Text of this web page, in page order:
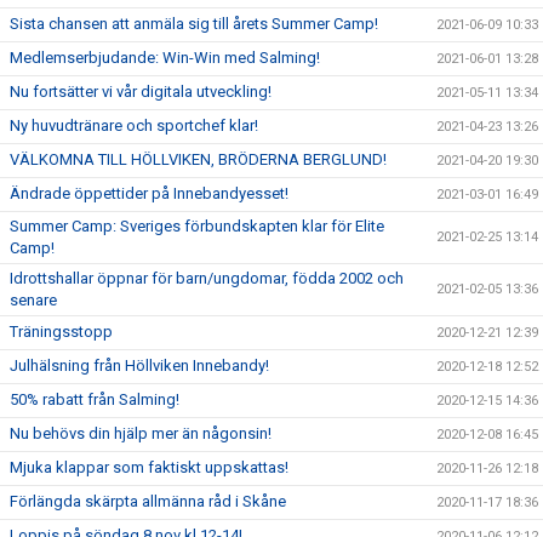
Sista chansen att anmäla sig till årets Summer Camp! 2021-06-09 10:33
Medlemserbjudande: Win-Win med Salming! 2021-06-01 13:28
Nu fortsätter vi vår digitala utveckling! 2021-05-11 13:34
Ny huvudtränare och sportchef klar! 2021-04-23 13:26
VÄLKOMNA TILL HÖLLVIKEN, BRÖDERNA BERGLUND! 2021-04-20 19:30
Ändrade öppettider på Innebandyesset! 2021-03-01 16:49
Summer Camp: Sveriges förbundskapten klar för Elite
Camp!
2021-02-25 13:14
Idrottshallar öppnar för barn/ungdomar, födda 2002 och
senare
2021-02-05 13:36
Träningsstopp 2020-12-21 12:39
Julhälsning från Höllviken Innebandy! 2020-12-18 12:52
50% rabatt från Salming! 2020-12-15 14:36
Nu behövs din hjälp mer än någonsin! 2020-12-08 16:45
Mjuka klappar som faktiskt uppskattas! 2020-11-26 12:18
Förlängda skärpta allmänna råd i Skåne 2020-11-17 18:36